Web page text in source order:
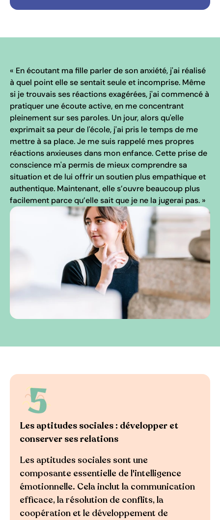
« En écoutant ma fille parler de son anxiété, j'ai réalisé
à quel point elle se sentait seule et incomprise. Même
si je trouvais ses réactions exagérées, j'ai commencé à
pratiquer une écoute active, en me concentrant
pleinement sur ses paroles. Un jour, alors qu'elle
exprimait sa peur de l'école, j'ai pris le temps de me
mettre à sa place. Je me suis rappelé mes propres
réactions anxieuses dans mon enfance. Cette prise de
conscience m'a permis de mieux comprendre sa
situation et de lui offrir un soutien plus empathique et
authentique. Maintenant, elle s’ouvre beaucoup plus
facilement parce qu’elle sait que je ne la jugerai pas. »
Les aptitudes sociales : développer et
conserver ses relations
Les aptitudes sociales sont une
composante essentielle de l'intelligence
émotionnelle. Cela inclut la communication
efficace, la résolution de conflits, la
coopération et le développement de